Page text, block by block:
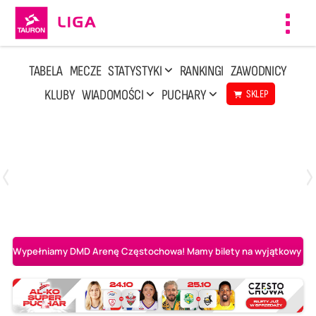
TABELA MECZE STATYSTYKI RANKINGI ZAWODNICY
KLUBY WIADOMOŚCI PUCHARY SKLEP
Wypełniamy DMD Arenę Częstochowa! Mamy bilety na wyjątkowy